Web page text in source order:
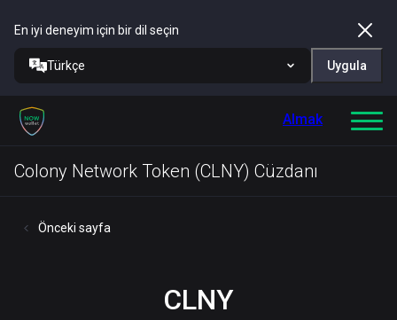
En iyi deneyim için bir dil seçin
Türkçe Uygula
Almak
Colony Network Token (CLNY) Cüzdanı
Önceki sayfa
CLNY